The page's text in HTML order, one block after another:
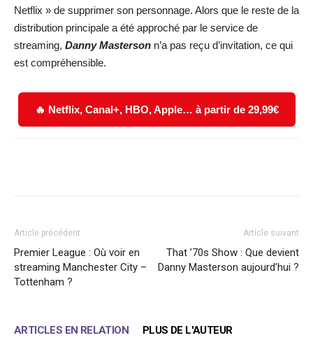
Netflix » de supprimer son personnage. Alors que le reste de la
distribution principale a été approché par le service de
streaming, Danny Masterson n’a pas reçu d’invitation, ce qui
est compréhensible.
🔥 Netflix, Canal+, HBO, Apple… à partir de 29,99€
Article précédent
Premier League : Où voir en
streaming Manchester City –
Tottenham ?
Article suivant
That ’70s Show : Que devient
Danny Masterson aujourd’hui ?
ARTICLES EN RELATION PLUS DE L'AUTEUR